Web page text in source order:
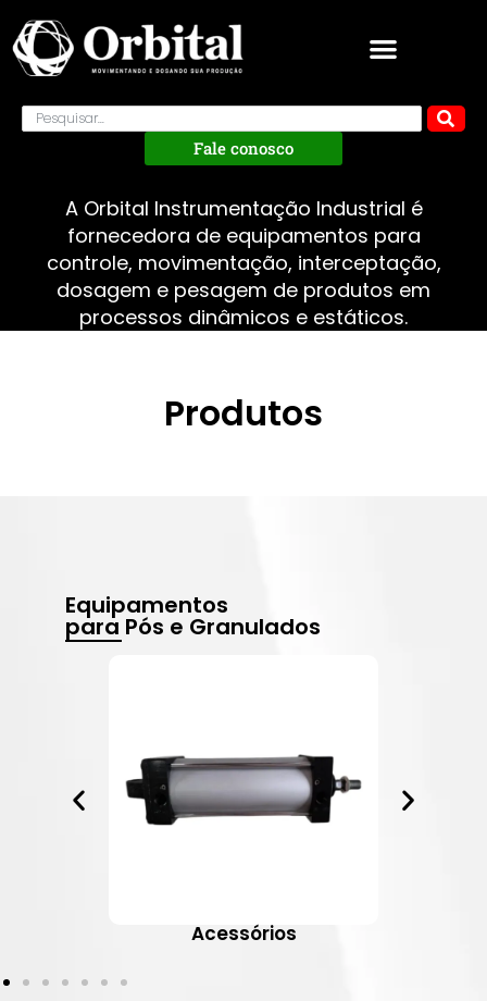
Fale conosco
A Orbital Instrumentação Industrial é
fornecedora de equipamentos para
controle, movimentação, interceptação,
dosagem e pesagem de produtos em
processos dinâmicos e estáticos.
Produtos
Equipamentos
para Pós e Granulados
Acessórios